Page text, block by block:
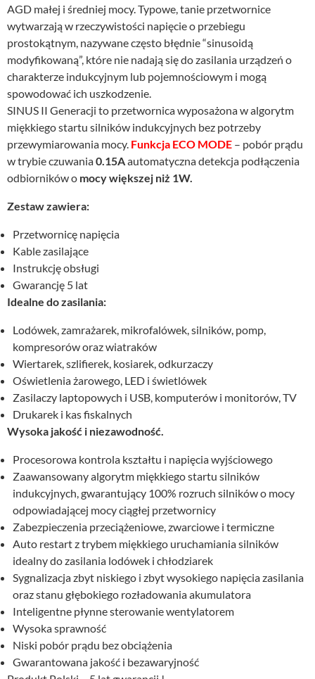
AGD małej i średniej mocy. Typowe, tanie przetwornice
wytwarzają w rzeczywistości napięcie o przebiegu
prostokątnym, nazywane często błędnie “sinusoidą
modyfikowaną”, które nie nadają się do zasilania urządzeń o
charakterze indukcyjnym lub pojemnościowym i mogą
spowodować ich uszkodzenie.
SINUS II Generacji to przetwornica wyposażona w algorytm
miękkiego startu silników indukcyjnych bez potrzeby
przewymiarowania mocy. Funkcja ECO MODE – pobór prądu
w trybie czuwania0.15Aautomatyczna detekcja podłączenia
odbiorników o mocy większej niż 1W.
Zestaw zawiera:
Przetwornicę napięcia
Kable zasilające
Instrukcję obsługi
Gwarancję 5 lat
Idealne do zasilania:
Lodówek, zamrażarek, mikrofalówek, silników, pomp,
kompresorów oraz wiatraków
Wiertarek, szlifierek, kosiarek, odkurzaczy
Oświetlenia żarowego, LED i świetlówek
Zasilaczy laptopowych i USB, komputerów i monitorów, TV
Drukarek i kas fiskalnych
Wysoka jakość i niezawodność.
Procesorowa kontrola kształtu i napięcia wyjściowego
Zaawansowany algorytm miękkiego startu silników
indukcyjnych, gwarantujący 100% rozruch silników o mocy
odpowiadającej mocy ciągłej przetwornicy
Zabezpieczenia przeciążeniowe, zwarciowe i termiczne
Auto restart z trybem miękkiego uruchamiania silników
idealny do zasilania lodówek i chłodziarek
Sygnalizacja zbyt niskiego i zbyt wysokiego napięcia zasilania
oraz stanu głębokiego rozładowania akumulatora
Inteligentne płynne sterowanie wentylatorem
Wysoka sprawność
Niski pobór prądu bez obciążenia
Gwarantowana jakość i bezawaryjność